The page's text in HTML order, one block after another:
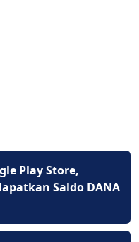
Play Store,
Saldo DANA